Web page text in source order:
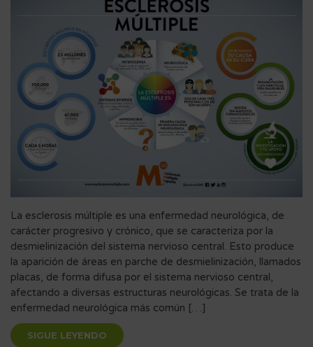
La esclerosis múltiple es una enfermedad neurológica, de
carácter progresivo y crónico, que se caracteriza por la
desmielinización del sistema nervioso central. Esto produce
la aparición de áreas en parche de desmielinización, llamados
placas, de forma difusa por el sistema nervioso central,
afectando a diversas estructuras neurológicas. Se trata de la
enfermedad neurológica más común […]
SIGUE LEYENDO